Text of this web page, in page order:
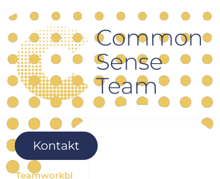
Kontakt
Teamworkbl